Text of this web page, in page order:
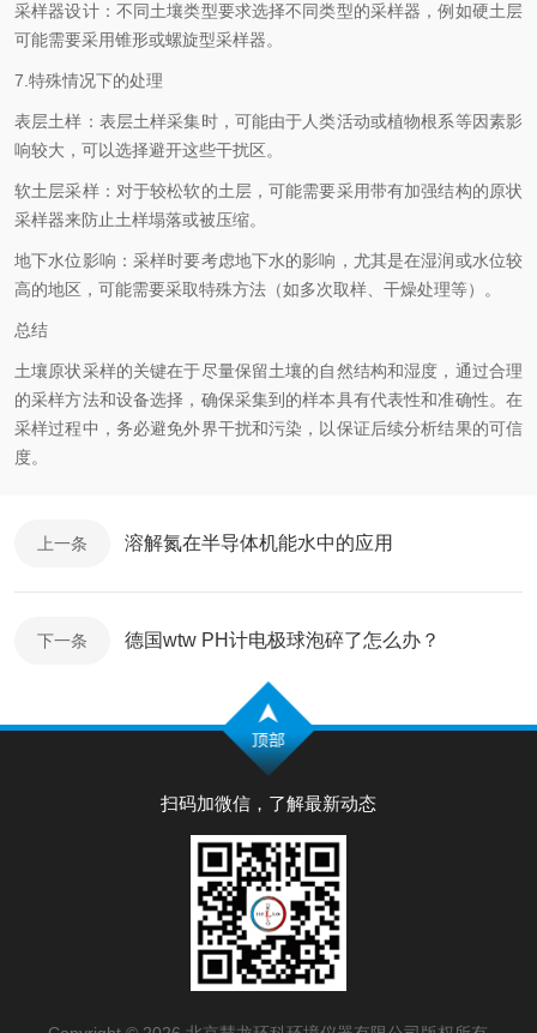
采样器设计：不同土壤类型要求选择不同类型的采样器，例如硬土层
可能需要采用锥形或螺旋型采样器。
7.特殊情况下的处理
表层土样：表层土样采集时，可能由于人类活动或植物根系等因素影
响较大，可以选择避开这些干扰区。
软土层采样：对于较松软的土层，可能需要采用带有加强结构的原状
采样器来防止土样塌落或被压缩。
地下水位影响：采样时要考虑地下水的影响，尤其是在湿润或水位较
高的地区，可能需要采取特殊方法（如多次取样、干燥处理等）。
总结
土壤原状采样的关键在于尽量保留土壤的自然结构和湿度，通过合理
的采样方法和设备选择，确保采集到的样本具有代表性和准确性。在
采样过程中，务必避免外界干扰和污染，以保证后续分析结果的可信
度。
上一条 溶解氮在半导体机能水中的应用
下一条 德国wtw PH计电极球泡碎了怎么办？
扫码加微信，了解最新动态